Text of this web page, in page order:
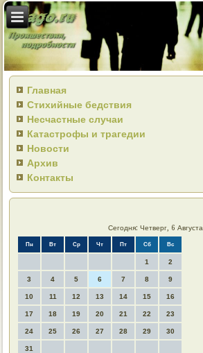
Главная
Стихийные бедствия
Несчастные случаи
Катастрофы и трагедии
Новости
Архив
Контакты
Сегодня: Четверг, 6 Августа
Пн Вт Ср Чт Пт Сб Вс
1 2
3 4 5 6 7 8 9
10 11 12 13 14 15 16
17 18 19 20 21 22 23
24 25 26 27 28 29 30
31